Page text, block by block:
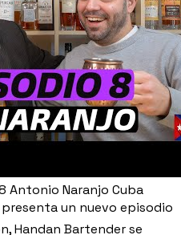
Antonio Naranjo Cuba
un nuevo episodio
Handan Bartender se